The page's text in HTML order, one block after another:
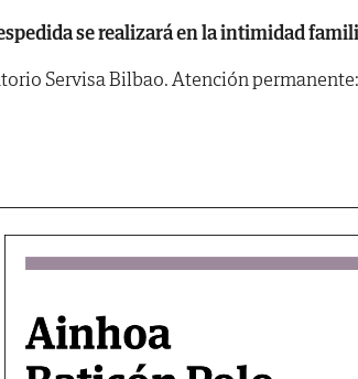
se realizará en la intimidad
Servisa Bilbao. Atención permanente: